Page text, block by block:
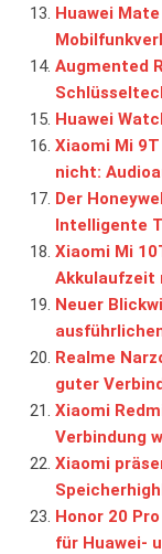
Huawei
Augmented
Huawei
Xiaomi Mi
nicht:
Der
Intelligente
Xiaomi Mi
Akkulaufzeit
Neuer
Realme
guter
Xiaomi
Verbindung
Xiaomi
Honor 20
für Huawei-